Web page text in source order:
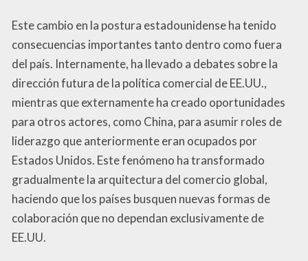
Este cambio en la postura estadounidense ha tenido
consecuencias importantes tanto dentro como fuera
del país. Internamente, ha llevado a debates sobre la
dirección futura de la política comercial de EE.UU.,
mientras que externamente ha creado oportunidades
para otros actores, como China, para asumir roles de
liderazgo que anteriormente eran ocupados por
Estados Unidos. Este fenómeno ha transformado
gradualmente la arquitectura del comercio global,
haciendo que los países busquen nuevas formas de
colaboración que no dependan exclusivamente de
EE.UU.